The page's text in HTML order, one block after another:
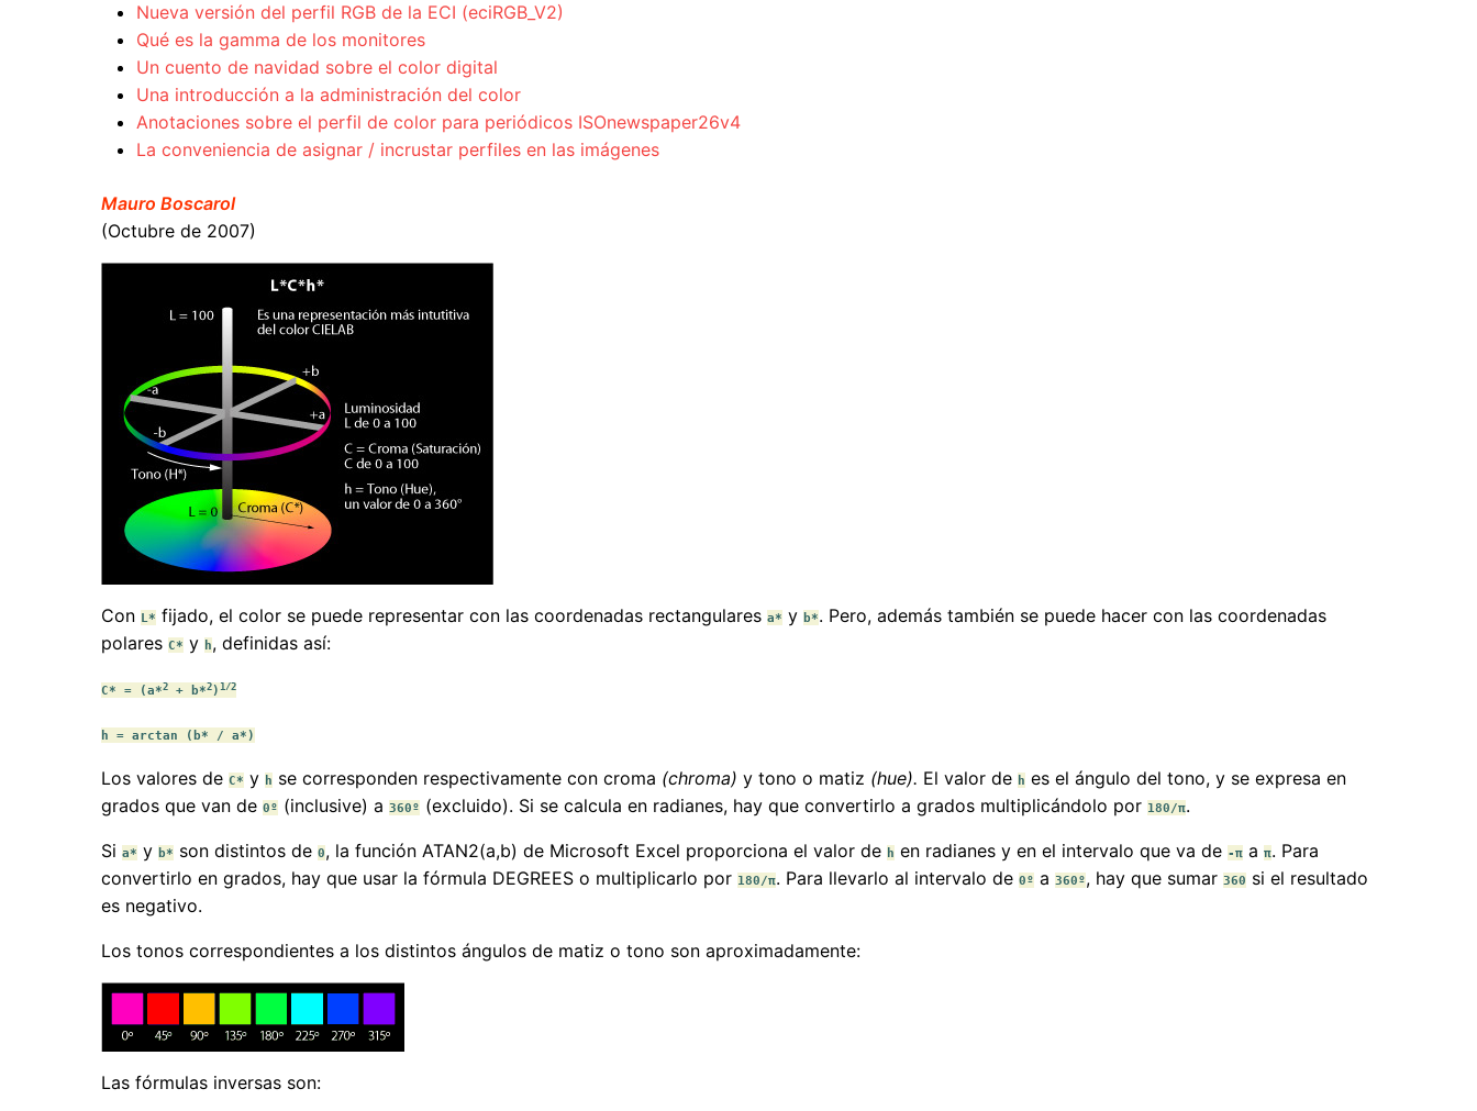
Nueva versión del perfil RGB de la ECI (eciRGB_V2)
Qué es la gamma de los monitores
Un cuento de navidad sobre el color digital
Una introducción a la administración del color
Anotaciones sobre el perfil de color para periódicos ISOnewspaper26v4
La conveniencia de asignar / incrustar perfiles en las imágenes
Mauro Boscarol
(Octubre de 2007)
Con L* fijado, el color se puede representar con las coordenadas rectangulares a* y b*. Pero, además también se puede hacer con las coordenadas
polares C* y h, definidas así:
C* = (a*2 + b*2) 1/2
h = arctan (b* / a*)
Los valores de C* y h se corresponden respectivamente con croma (chroma) y tono o matiz (hue). El valor de h es el ángulo del tono, y se expresa en
grados que van de 0º (inclusive) a 360º (excluido). Si se calcula en radianes, hay que convertirlo a grados multiplicándolo por 180/π.
Si a* y b* son distintos de 0, la función ATAN2(a,b) de Microsoft Excel proporciona el valor de h en radianes y en el intervalo que va de -π a π. Para
convertirlo en grados, hay que usar la fórmula DEGREES o multiplicarlo por 180/π. Para llevarlo al intervalo de 0º a 360º, hay que sumar 360 si el resultado
es negativo.
Los tonos correspondientes a los distintos ángulos de matiz o tono son aproximadamente:
Las fórmulas inversas son: